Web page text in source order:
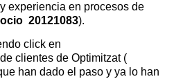
experiencia en procesos de
20121083).
click en
de clientes de Optimitzat (
han dado el paso y ya lo han